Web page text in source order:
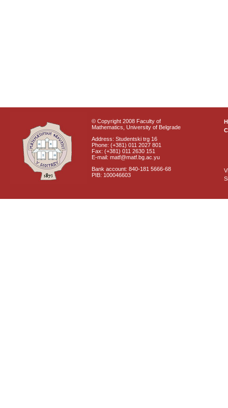
© Copyright 2008 Faculty of
Mathematics, University of Belgrade
Address: Studentski trg 16
Phone: (+381) 011 2027 801
Fax: (+381) 011 2630 151
E-mail: matf@matf.bg.ac.yu
Bank account: 840-181 5666-68
PIB: 100046603